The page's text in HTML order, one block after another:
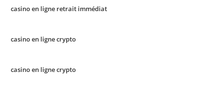
casino en ligne retrait immédiat
casino en ligne crypto
casino en ligne crypto